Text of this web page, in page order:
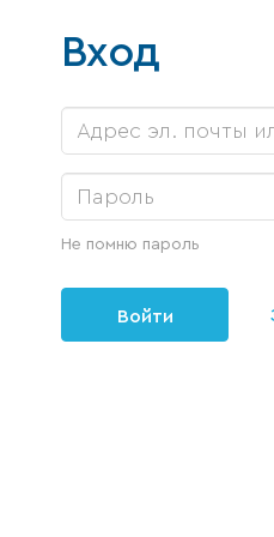
Вход
Не помню пароль